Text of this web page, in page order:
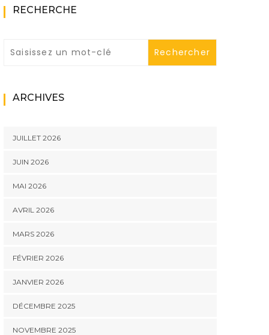
RECHERCHE
ARCHIVES
JUILLET 2026
JUIN 2026
MAI 2026
AVRIL 2026
MARS 2026
FÉVRIER 2026
JANVIER 2026
DÉCEMBRE 2025
NOVEMBRE 2025